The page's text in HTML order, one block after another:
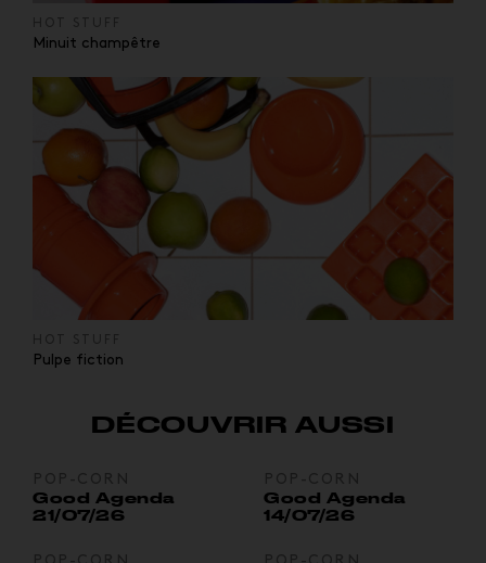
Minuit champêtre
Pulpe fiction
DÉCOUVRIR AUSSI
Good Agenda
21/07/26
Good Agenda
14/07/26